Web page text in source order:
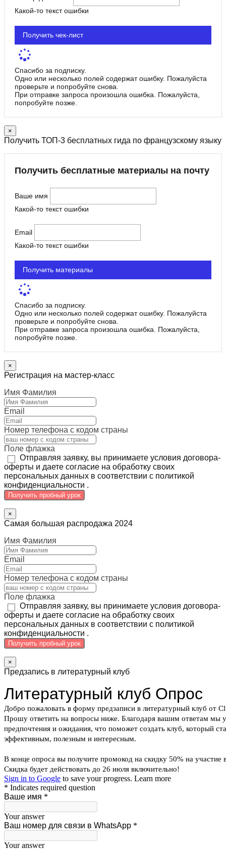
Какой-то текст ошибки
Получить чек-лист
Спасибо за подписку.
Одно или несколько полей содержат ошибку. Пожалуйста
проверьте и попробуйте снова.
При отправке запроса произошла ошибка. Пожалуйста,
попробуйте позже.
×
Получить ТОП-3 бесплатных гида по французскому языку
Получить бесплатные материалы на почту
Ваше имя
Какой-то текст ошибки
Email
Какой-то текст ошибки
Получить материалы
Спасибо за подписку.
Одно или несколько полей содержат ошибку. Пожалуйста
проверьте и попробуйте снова.
При отправке запроса произошла ошибка. Пожалуйста,
попробуйте позже.
×
Регистрация на мастер-класс
Имя Фамилия
Email
Номер телефона с кодом страны
Поле флажка
Отправляя заявку, вы принимаете условия договора-
оферты и даете согласие на обработку своих
персональных данных в соответствии с политикой
конфиденциальности .
Получить пробный урок
×
Самая большая распродажа 2024
Имя Фамилия
Email
Номер телефона с кодом страны
Поле флажка
Отправляя заявку, вы принимаете условия договора-
оферты и даете согласие на обработку своих
персональных данных в соответствии с политикой
конфиденциальности .
Получить пробный урок
×
Предзапись в литературный клуб